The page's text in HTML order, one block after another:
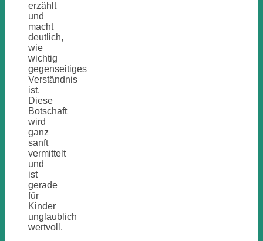
erzählt
und
macht
deutlich,
wie
wichtig
gegenseitiges
Verständnis
ist.
Diese
Botschaft
wird
ganz
sanft
vermittelt
und
ist
gerade
für
Kinder
unglaublich
wertvoll.